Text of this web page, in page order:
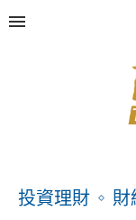
投資理財 財